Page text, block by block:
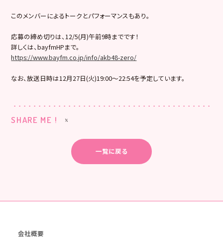
このメンバーによるトークとパフォーマンスもあり。
応募の締め切りは、12/5(月)午前9時までです！
詳しくは、bayfmHPまで。
https://www.bayfm.co.jp/info/akb48-zero/
なお、放送日時は12月27日(火)19:00〜22:54を予定しています。
SHARE ME !
一覧に戻る
会社概要